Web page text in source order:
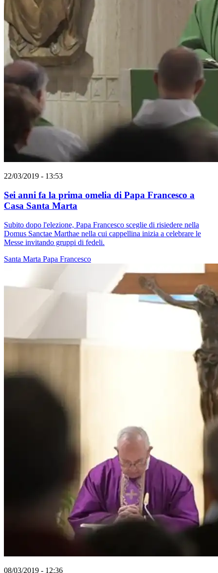
22/03/2019 - 13:53
Sei anni fa la prima omelia di Papa Francesco a
Casa Santa Marta
Subito dopo l'elezione, Papa Francesco sceglie di risiedere nella
Domus Sanctae Marthae nella cui cappellina inizia a celebrare le
Messe invitando gruppi di fedeli.
Santa Marta Papa Francesco
08/03/2019 - 12:36